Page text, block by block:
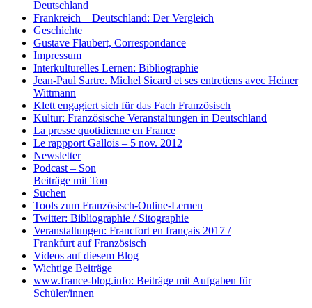
Deutschland
Frankreich – Deutschland: Der Vergleich
Geschichte
Gustave Flaubert, Correspondance
Impressum
Interkulturelles Lernen: Bibliographie
Jean-Paul Sartre. Michel Sicard et ses entretiens avec Heiner
Wittmann
Klett engagiert sich für das Fach Französisch
Kultur: Französische Veranstaltungen in Deutschland
La presse quotidienne en France
Le rappport Gallois – 5 nov. 2012
Newsletter
Podcast – Son
Beiträge mit Ton
Suchen
Tools zum Französisch-Online-Lernen
Twitter: Bibliographie / Sitographie
Veranstaltungen: Francfort en français 2017 /
Frankfurt auf Französisch
Videos auf diesem Blog
Wichtige Beiträge
www.france-blog.info: Beiträge mit Aufgaben für
Schüler/innen